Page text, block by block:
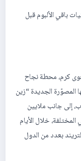
باقي الألبوم قبل
كرم، محطة نجاح
المصوّرة الجديدة “زين
إلى جانب ملايين
خلال الأيام
بعدد من الدول